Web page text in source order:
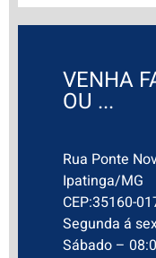
VENHA
OU ...
Rua Ponte
Ipatinga/MG
CEP:35160-
Segunda á
Sábado –